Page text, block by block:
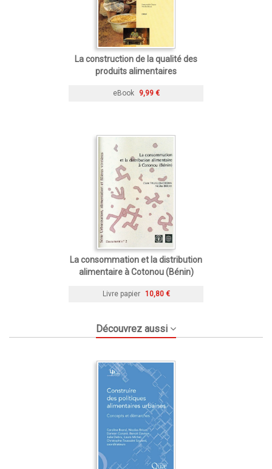
La construction de la qualité des
produits alimentaires
eBook 9,99 €
La consommation et la distribution
alimentaire à Cotonou (Bénin)
Livre papier 10,80 €
Découvrez aussi